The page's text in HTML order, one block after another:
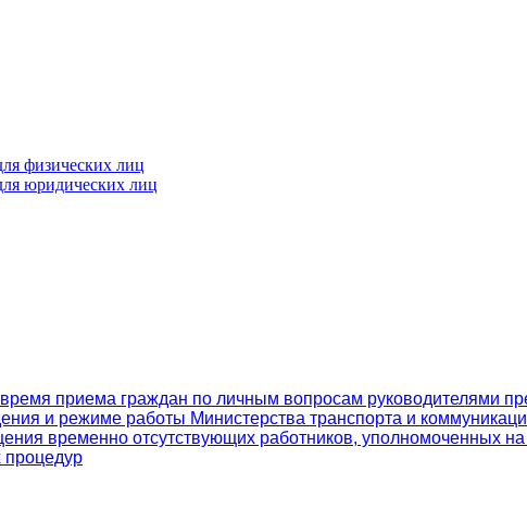
физических лиц
юридических лиц
приема граждан по личным вопросам руководителями
и режиме работы Министерства транспорта и
временно отсутствующих работников, уполномоченных
процедур